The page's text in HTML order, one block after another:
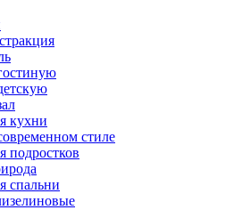
кухни
стиле
подростков
спальни